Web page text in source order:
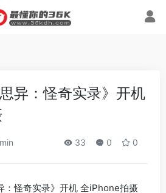
异：怪奇实录》开机
33 0 0